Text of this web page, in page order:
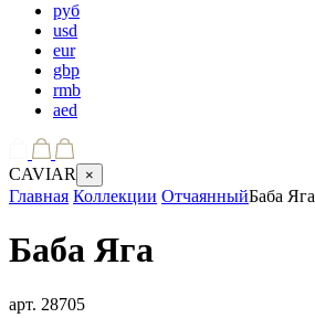
руб
usd
eur
gbp
rmb
aed
CAVIAR ×
Главная Коллекции ОтчаянныйБаба Яга
Баба Яга
арт. 28705